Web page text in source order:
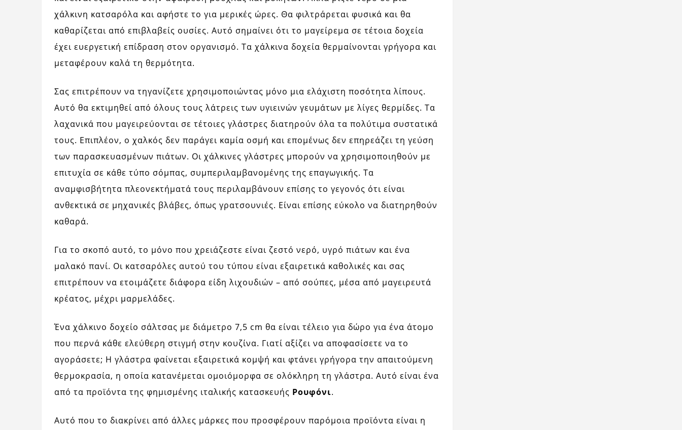
χάλκινη κατσαρόλα και αφήστε το για μερικές ώρες. Θα φιλτράρεται φυσικά και θα
καθαρίζεται από επιβλαβείς ουσίες. Αυτό σημαίνει ότι το μαγείρεμα σε τέτοια δοχεία
έχει ευεργετική επίδραση στον οργανισμό. Τα χάλκινα δοχεία θερμαίνονται γρήγορα και
μεταφέρουν καλά τη θερμότητα.
Σας επιτρέπουν να τηγανίζετε χρησιμοποιώντας μόνο μια ελάχιστη ποσότητα λίπους.
Αυτό θα εκτιμηθεί από όλους τους λάτρεις των υγιεινών γευμάτων με λίγες θερμίδες. Τα
λαχανικά που μαγειρεύονται σε τέτοιες γλάστρες διατηρούν όλα τα πολύτιμα συστατικά
τους. Επιπλέον, ο χαλκός δεν παράγει καμία οσμή και επομένως δεν επηρεάζει τη γεύση
των παρασκευασμένων πιάτων. Οι χάλκινες γλάστρες μπορούν να χρησιμοποιηθούν με
επιτυχία σε κάθε τύπο σόμπας, συμπεριλαμβανομένης της επαγωγικής. Τα
αναμφισβήτητα πλεονεκτήματά τους περιλαμβάνουν επίσης το γεγονός ότι είναι
ανθεκτικά σε μηχανικές βλάβες, όπως γρατσουνιές. Είναι επίσης εύκολο να διατηρηθούν
καθαρά.
Για το σκοπό αυτό, το μόνο που χρειάζεστε είναι ζεστό νερό, υγρό πιάτων και ένα
μαλακό πανί. Οι κατσαρόλες αυτού του τύπου είναι εξαιρετικά καθολικές και σας
επιτρέπουν να ετοιμάζετε διάφορα είδη λιχουδιών – από σούπες, μέσα από μαγειρευτά
κρέατος, μέχρι μαρμελάδες.
Ένα χάλκινο δοχείο σάλτσας με διάμετρο 7,5 cm θα είναι τέλειο για δώρο για ένα άτομο
που περνά κάθε ελεύθερη στιγμή στην κουζίνα. Γιατί αξίζει να αποφασίσετε να το
αγοράσετε; Η γλάστρα φαίνεται εξαιρετικά κομψή και φτάνει γρήγορα την απαιτούμενη
θερμοκρασία, η οποία κατανέμεται ομοιόμορφα σε ολόκληρη τη γλάστρα. Αυτό είναι ένα
από τα προϊόντα της φημισμένης ιταλικής κατασκευής Ρουφόνι.
Αυτό που το διακρίνει από άλλες μάρκες που προσφέρουν παρόμοια προϊόντα είναι η